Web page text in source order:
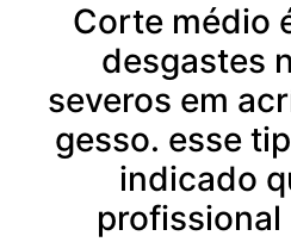
Corte médio
desgastes
severos em
gesso. esse
indicado